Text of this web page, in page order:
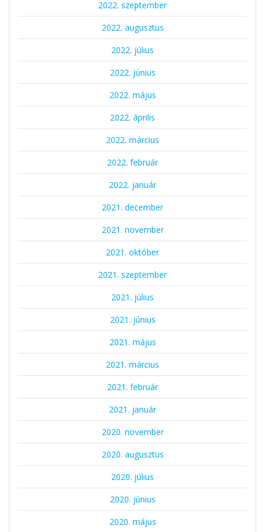
2022. szeptember
2022. augusztus
2022. július
2022. június
2022. május
2022. április
2022. március
2022. február
2022. január
2021. december
2021. november
2021. október
2021. szeptember
2021. július
2021. június
2021. május
2021. március
2021. február
2021. január
2020. november
2020. augusztus
2020. július
2020. június
2020. május